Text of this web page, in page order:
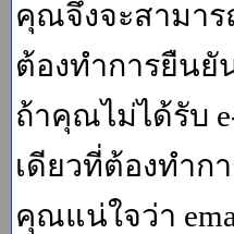
คุณจึงจะสามาร
ต้องทำการยืน
ถ้าคุณไม่ได้รับ
เดียวที่ต้องทำ
คุณแน่ใจว่า